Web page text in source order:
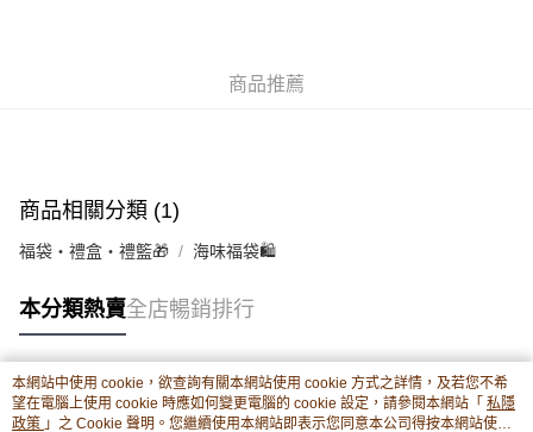
每筆HK$80.00，滿HK$380.00或以上免運費
付款後門市自取 (3-6天可到店取) (取貨請自備購物袋)
每筆HK$80.00，滿HK$380.00或以上免運費
商品推薦
商品相關分類 (1)
福袋・禮盒・禮籃🎁 海味福袋🛍️
本分類熱賣全店暢銷排行
熱門標籤
本網站中使用 cookie，欲查詢有關本網站使用 cookie 方式之詳情，及若您不希
望在電腦上使用 cookie 時應如何變更電腦的 cookie 設定，請參閱本網站「 私隱
政策 」之 Cookie 聲明。您繼續使用本網站即表示您同意本公司得按本網站使用